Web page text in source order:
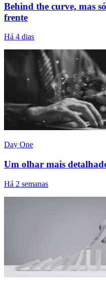
Behind the curve, mas
frente
Há 4 dias
Day One
Um olhar mais
Há 2 semanas